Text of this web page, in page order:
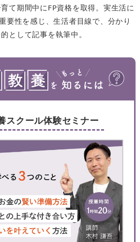
て期間中にFP資格を取得。実生活に
要性を感じ、生活者目線で、分かり
として記事を執筆中。
スクール体験セミナー